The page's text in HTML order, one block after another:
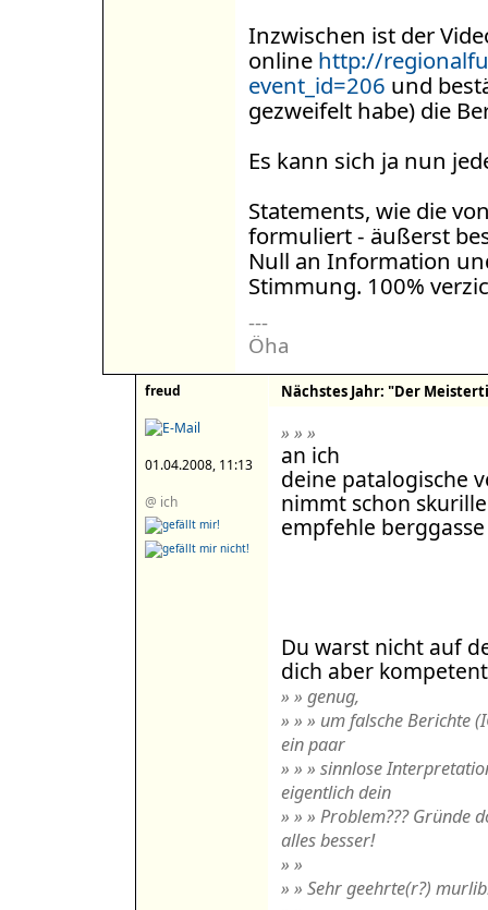
Inzwischen ist der
online http://
event_id=206 und
gezweifelt habe) die
Es kann sich ja nun
Statements, wie die
formuliert - äußerst
Null an Information
Stimmung. 100%
---
Öha
freud
01.04.2008, 11:13
@ ich
Nächstes Jahr: "Der
» » »
an ich
deine patalogische
nimmt schon
empfehle
Du warst nicht auf
dich aber kompetent
» » genug,
» » » um falsche Berichte
ein paar
» » » sinnlose
eigentlich dein
» » » Problem??? Gründe
alles besser!
» »
» » Sehr geehrte(r?)